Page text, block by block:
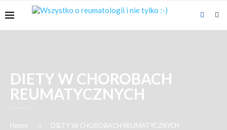
DIETY W CHOROBACH
REUMATYCZNYCH
Home DIETY W CHOROBACH REUMATYCZNYCH